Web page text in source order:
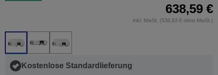
638,59 €
inkl. MwSt. (536,63 € ohne MwSt.)
Kostenlose Standardlieferung